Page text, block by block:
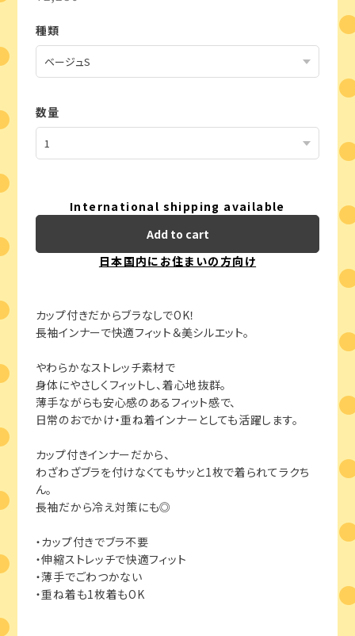
種類
数量
International shipping available
Add to cart
日本国内にお住まいの方向け
カップ付きだからブラなしでOK！
長袖インナーで快適フィット＆美シルエット。
やわらかなストレッチ素材で
身体にやさしくフィットし、着心地抜群。
薄手ながらも安心感のあるフィット感で、
日常のおでかけ・重ね着インナーとしても活躍します。
カップ付きインナーだから、
わざわざブラを付けなくてもサッと1枚で着られてラクち
ん。
長袖だから冷え対策にも◎
・カップ付きでブラ不要
・伸縮ストレッチで快適フィット
・薄手でごわつかない
・重ね着も1枚着もOK